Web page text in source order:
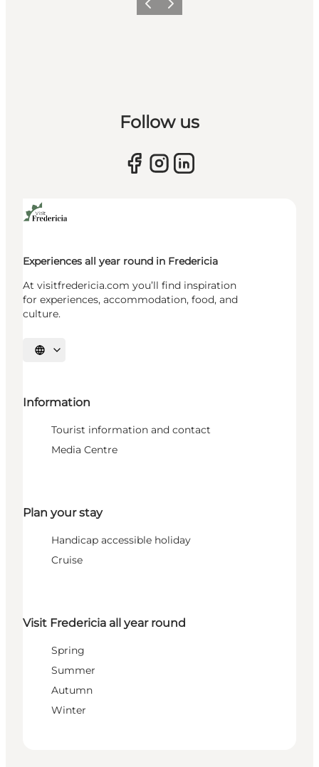
Previous slide
Next slide
Follow us
Experiences all year round in Fredericia
At visitfredericia.com you’ll find inspiration
for experiences, accommodation, food, and
culture.
Select language
Information
Tourist information and contact
Media Centre
Plan your stay
Handicap accessible holiday
Cruise
Visit Fredericia all year round
Spring
Summer
Autumn
Winter